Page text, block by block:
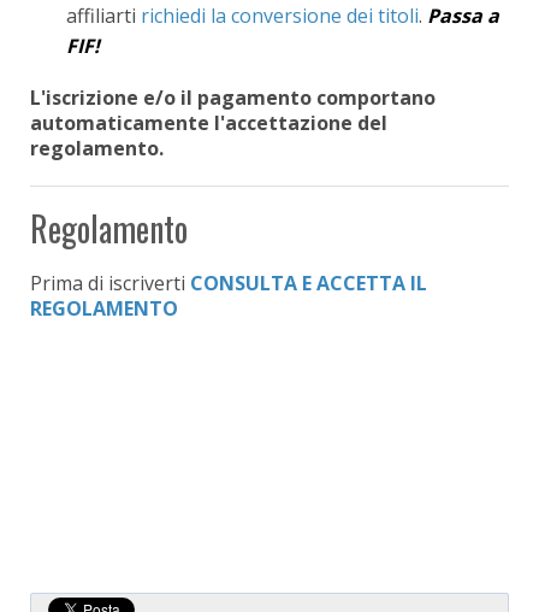
affiliarti richiedi la conversione dei titoli. Passa a
FIF!
L'iscrizione e/o il pagamento comportano
automaticamente l'accettazione del
regolamento.
Regolamento
Prima di iscriverti CONSULTA E ACCETTA IL
REGOLAMENTO